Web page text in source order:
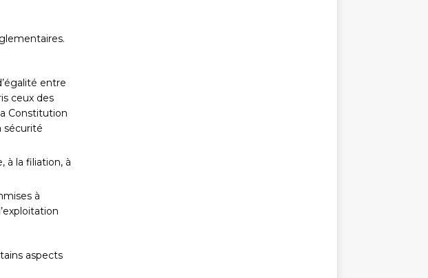
entre
ceux des
Constitution
sécurité
à la filiation, à
à
aspects